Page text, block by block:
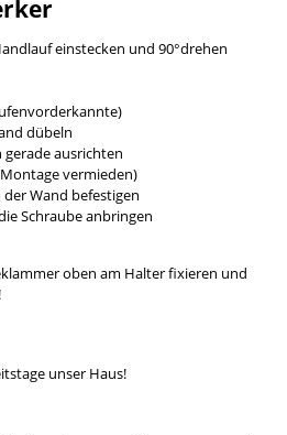
einstecken und 90°drehen
dübeln
ausrichten
vermieden)
Wand befestigen
Schraube anbringen
oben am Halter fixieren und
unser Haus!